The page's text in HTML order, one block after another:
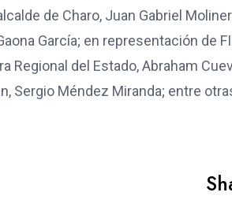
de Charo, Juan Gabriel
García; en representación de
Regional del Estado, Abraham
Sergio Méndez Miranda; entre